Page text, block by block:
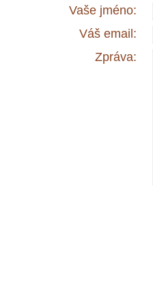
Vaše jméno:
Váš email:
Zpráva: